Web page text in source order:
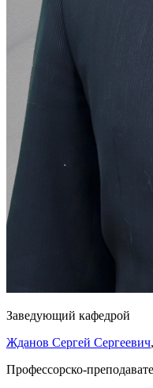
Заведующий кафедрой
Жданов Сергей Сергеевич
Профессорско-